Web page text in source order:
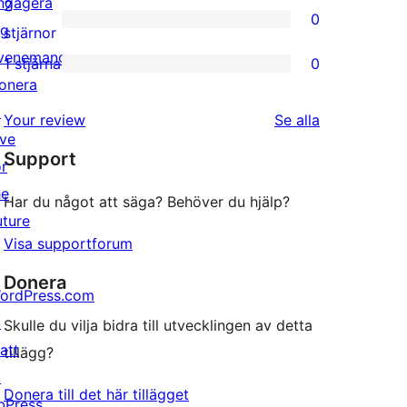
stjärniga
recensioner
0
2-
stjärniga
recensioner
2
stjärnor
0
stjärniga
recensioner
1 stjärna 0
Your review Se alla
Support
Har du något att säga? Behöver du hjälp?
Visa supportforum
Donera
Skulle du vilja bidra till utvecklingen av detta
tillägg?
Donera till det här tillägget